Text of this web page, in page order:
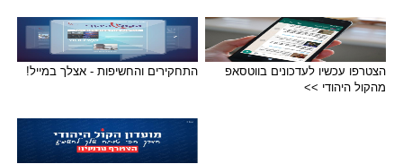
הצטרפו עכשיו לעדכונים בווטסאפ
מהקול היהודי >>
התחקירים והחשיפות - אצלך במייל!